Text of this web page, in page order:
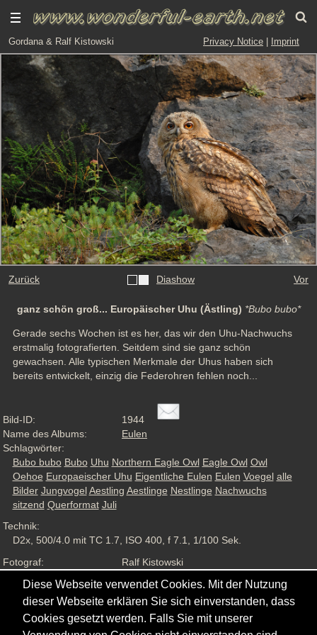
Gordana & Ralf Kistowski Privacy Notice Imprint
Zurück Diashow Vor
ganz schön groß... Europäischer Uhu (Ästling) *Bubo bubo*
Gerade sechs Wochen ist es her, das wir den Uhu-Nachwuchs
erstmalig fotografierten. Seitdem sind sie ganz schön
gewachsen. Alle typischen Merkmale der Uhus haben sich
bereits entwickelt, einzig die Federohren fehlen noch...
Bild-ID:
1944
Name des Albums:
Eulen
Schlagwörter:
Bubo bubo Bubo Uhu Northern Eagle Owl Eagle Owl Owl
Oehoe Europaeischer Uhu Eigentliche Eulen Eulen Voegel alle
Bilder Jungvogel Aestling Aestlinge Nestlinge Nachwuchs
sitzend Querformat Juli
Technik:
D2x, 500/4.0 mit TC 1.7, ISO 400, f 7.1, 1/100 Sek.
Fotograf:
Ralf Kistowski
Ansichten:
1474
Diese Webseite verwendet Cookies. Mit der Nutzung
dieser Webseite erklären Sie sich einverstanden, dass
Cookies gesetzt werden. Falls Sie mit unserer